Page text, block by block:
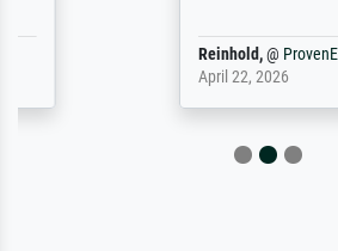
ProvenExpert